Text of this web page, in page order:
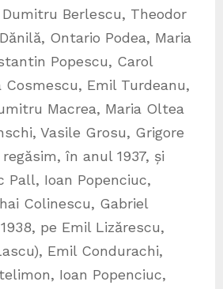
Berlescu, Theodor
Ontario Podea, Maria
Popescu, Carol
Cosmescu, Emil Turdeanu,
Macrea, Maria Oltea
Vasile Grosu, Grigore
în anul 1937, și
Pall, Ioan Popenciuc,
Colinescu, Gabriel
pe Emil Lizărescu,
Emil Condurachi,
Ioan Popenciuc,